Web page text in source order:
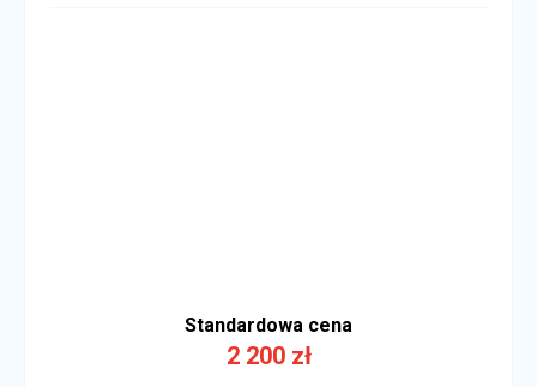
Standardowa cena
2 200 zł